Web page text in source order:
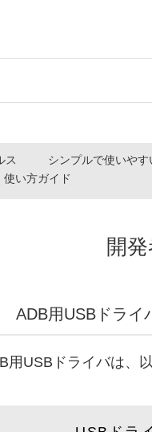
ス シンプルで使いやす
使い方ガイド
開
ADB用USBドライ
用USBドライバは、